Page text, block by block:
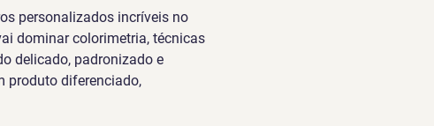
personalizados incríveis no
dominar colorimetria, técnicas
delicado, padronizado e
produto diferenciado,